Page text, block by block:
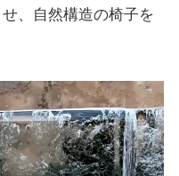
、自然構造の椅子を